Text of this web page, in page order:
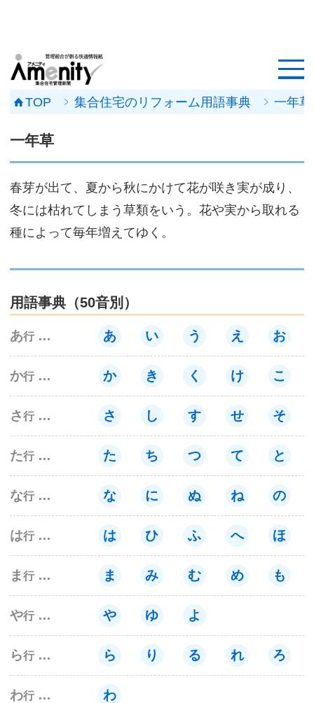
工事事例
メンテナンス会社
マンションメンテの無料相談
会社概要
サイトマップ
TOP 集合住宅のリフォーム用語事典 一年
一年草
春芽が出て、夏から秋にかけて花が咲き実が成り、
冬には枯れてしまう草類をいう。花や実から取れる
種によって毎年増えてゆく。
用語事典（50音別）
あ行 あ い う え お
か行 か き く け こ
さ行 さ し す せ そ
た行 た ち つ て と
な行 な に ぬ ね の
は行 は ひ ふ へ ほ
ま 行 ま み む め も
や行 や ゆ よ
ら行 ら り る れ ろ
わ行 わ